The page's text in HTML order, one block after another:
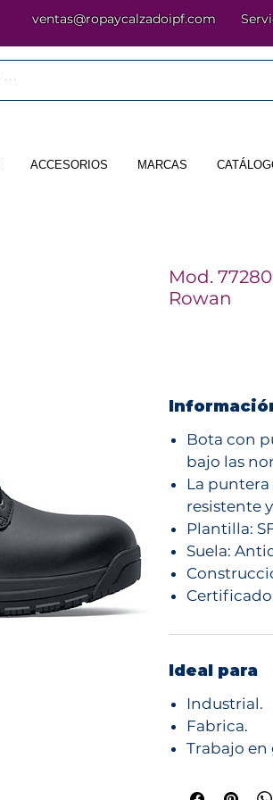
ventas@ropaycalzadoipf.com
ACCESORIOS MARCAS
Mod.
Rowan
Bota con
bajo las
La puntera
resistente
Plantilla:
Suela:
Certificado
Ideal para
Industrial.
Fabrica.
Trabajo en